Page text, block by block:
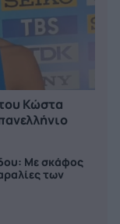
Κώστα
Με σκάφος
των